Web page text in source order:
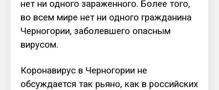
нет ни одного зараженного. Более того,
во всем мире нет ни одного гражданина
Черногории, заболевшего опасным
вирусом.
Коронавирус в Черногории не
обсуждается так рьяно, как в российских